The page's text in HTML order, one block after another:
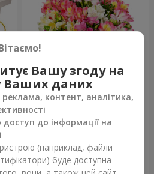
Букет "Казка для двох!"
Замовити
Вашу згоду на
Ваших даних
реклама, контент, аналітика,
до інформації на
(наприклад, файли
буде доступна